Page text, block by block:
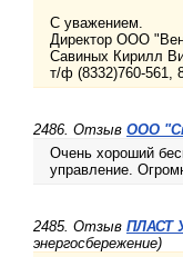
С уважением.
Директор ООО
Савиных Кирилл
т/ф (8332)760-561,
2486. Отзыв ООО
Очень хороший
управление.
2485. Отзыв ПЛАСТ
энергосбережение)